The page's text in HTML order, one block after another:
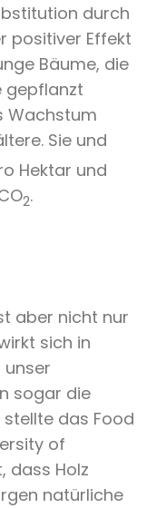
durch
positiver Effekt
Bäume, die
gepflanzt
Wachstum
Sie und
Hektar und
2.
aber nicht nur
sich in
unser
sogar die
das Food
of
dass Holz
natürliche